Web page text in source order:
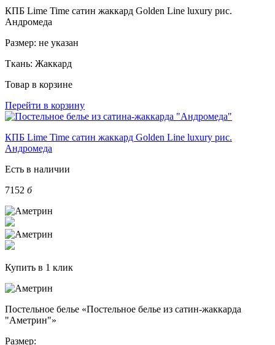
КПБ Lime Time сатин жаккард Golden Line luxury рис.
Андромеда
Размер: не указан
Ткань: Жаккард
Товар в корзине
Перейти в корзину
КПБ Lime Time сатин жаккард Golden Line luxury рис.
Андромеда
Есть в наличии
7152 б
Купить в 1 клик
Постельное белье «Постельное белье из сатин-жаккарда
"Аметрин"»
Размер: